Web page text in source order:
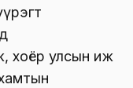
хоёр улсын иж